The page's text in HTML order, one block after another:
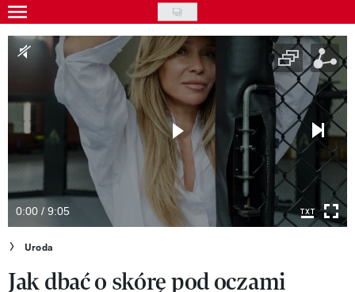
Skip
to
main
Gwiazdy
Moda
Uroda
Kultura
Wideo
Nasze akcje
0:00 / 9:05
Uroda
Jak dbać o skórę pod oczami